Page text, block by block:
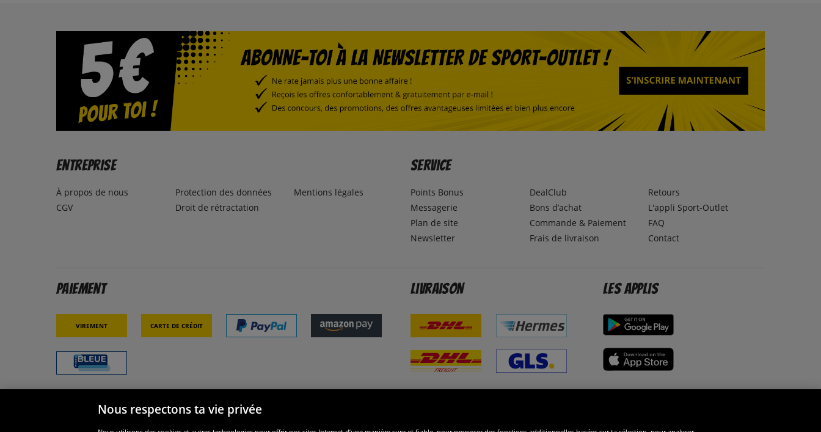
Entreprise
À propos de nous
CGV
Protection des données
Droit de rétractation
Mentions légales
Service
Points Bonus
Messagerie
Plan de site
Newsletter
DealClub
Bons d’achat
Commande & Paiement
Frais de livraison
Retours
L'appli Sport-Outlet
FAQ
Contact
Paiement
Virement Carte de crédit
Livraison Les applis
Nous respectons ta vie privée